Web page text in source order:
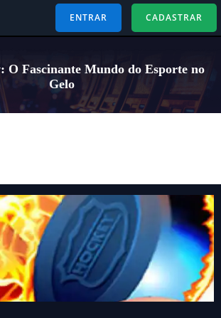
Pular
para
ENTRAR CADASTRAR
O Fascinante Mundo do Esporte no
Gelo